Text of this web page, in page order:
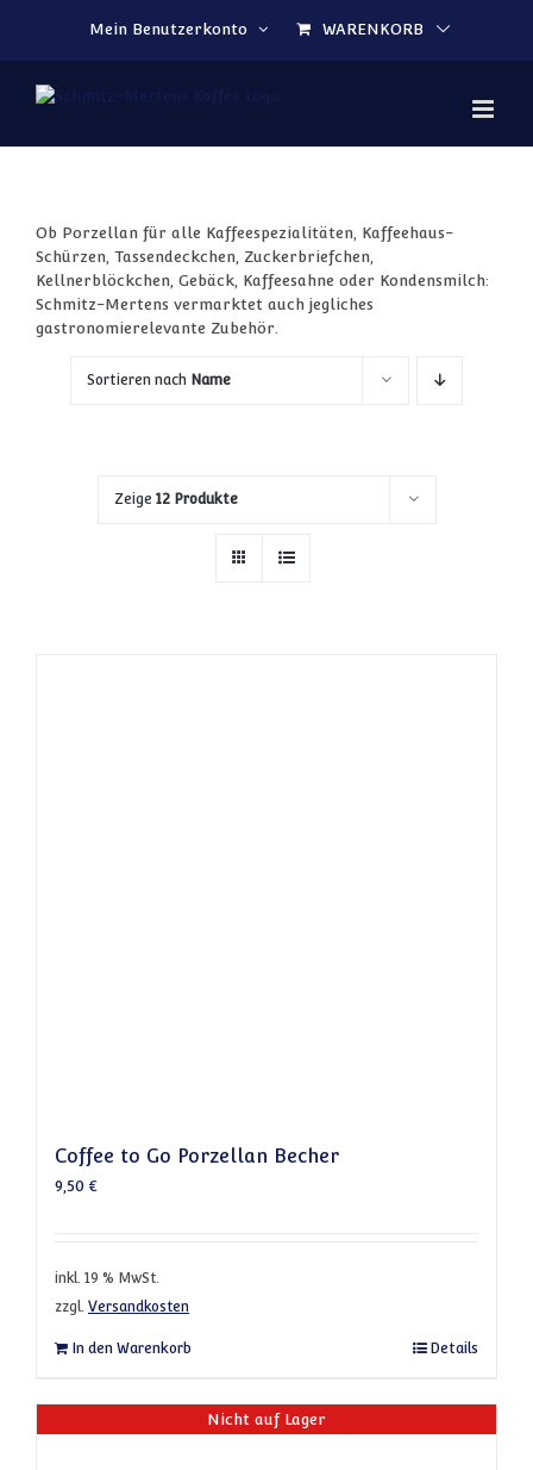
Mein Benutzerkonto
WARENKORB
Ob Porzellan für alle Kaffeespezialitäten, Kaffeehaus-
Schürzen, Tassendeckchen, Zuckerbriefchen,
Kellnerblöckchen, Gebäck, Kaffeesahne oder Kondensmilch:
Schmitz-Mertens vermarktet auch jegliches
gastronomierelevante Zubehör.
Sortieren nach Name
Zeige 12 Produkte
Coffee to Go Porzellan Becher
9,50 €
inkl. 19 % MwSt.
zzgl. Versandkosten
In den Warenkorb Details
Nicht auf Lager